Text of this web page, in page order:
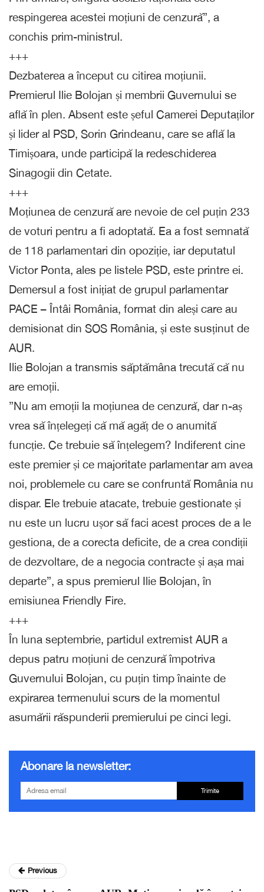
respingerea acestei moțiuni de cenzură”, a
conchis prim-ministrul.
+++
Dezbaterea a început cu citirea moțiunii.
Premierul Ilie Bolojan și membrii Guvernului se
află în plen. Absent este șeful Camerei Deputaților
și lider al PSD, Sorin Grindeanu, care se află la
Timișoara, unde participă la redeschiderea
Sinagogii din Cetate.
+++
Moțiunea de cenzură are nevoie de cel puțin 233
de voturi pentru a fi adoptată. Ea a fost semnată
de 118 parlamentari din opoziție, iar deputatul
Victor Ponta, ales pe listele PSD, este printre ei.
Demersul a fost inițiat de grupul parlamentar
PACE – Întâi România, format din aleși care au
demisionat din SOS România, și este susținut de
AUR.
Ilie Bolojan a transmis săptămâna trecută că nu
are emoții.
”Nu am emoții la moțiunea de cenzură, dar n-aș
vrea să înțelegeți că mă agăț de o anumită
funcție. Ce trebuie să înțelegem? Indiferent cine
este premier și ce majoritate parlamentar am avea
noi, problemele cu care se confruntă România nu
dispar. Ele trebuie atacate, trebuie gestionate și
nu este un lucru ușor să faci acest proces de a le
gestiona, de a corecta deficite, de a crea condiții
de dezvoltare, de a negocia contracte și așa mai
departe”, a spus premierul Ilie Bolojan, în
emisiunea Friendly Fire.
+++
În luna septembrie, partidul extremist AUR a
depus patru moțiuni de cenzură împotriva
Guvernului Bolojan, cu puțin timp înainte de
expirarea termenului scurs de la momentul
asumării răspunderii premierului pe cinci legi.
Abonare la newsletter:
Trimite
Previous